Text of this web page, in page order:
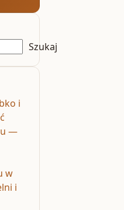
Szukaj
i
—
w
i